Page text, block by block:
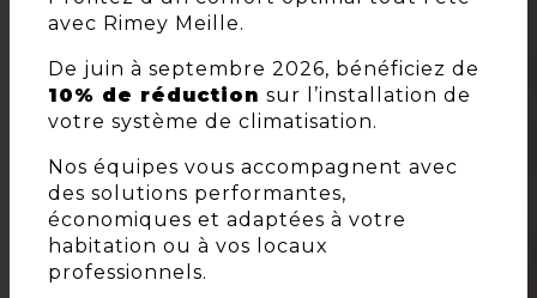
avec Rimey Meille.
De juin à septembre 2026, bénéficiez de
10% de réduction sur l’installation de
votre système de climatisation.
Nos équipes vous accompagnent avec
des solutions performantes,
économiques et adaptées à votre
habitation ou à vos locaux
professionnels.